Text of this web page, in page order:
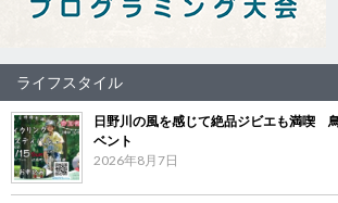
ライフスタイル
日野川の風を感じて絶品ジビエも満喫
ベント
2026年8月7日